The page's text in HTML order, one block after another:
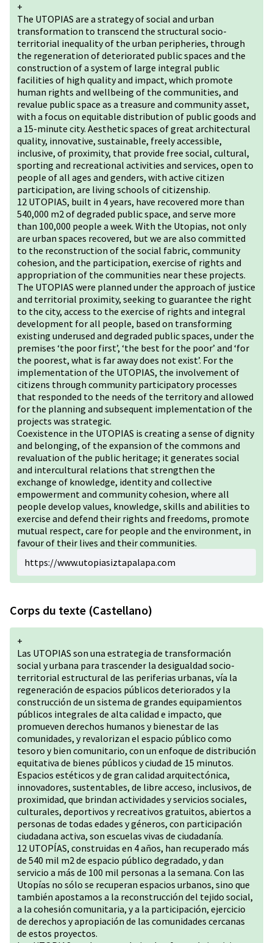
+
The UTOPIAS are a strategy of social and urban
transformation to transcend the structural socio-
territorial inequality of the urban peripheries, through
the regeneration of deteriorated public spaces and the
construction of a system of large integral public
facilities of high quality and impact, which promote
human rights and wellbeing of the communities, and
revalue public space as a treasure and community asset,
with a focus on equitable distribution of public goods and
a 15-minute city. Aesthetic spaces of great architectural
quality, innovative, sustainable, freely accessible,
inclusive, of proximity, that provide free social, cultural,
sporting and recreational activities and services, open to
people of all ages and genders, with active citizen
participation, are living schools of citizenship.
12 UTOPIAS, built in 4 years, have recovered more than
540,000 m2 of degraded public space, and serve more
than 100,000 people a week. With the Utopias, not only
are urban spaces recovered, but we are also committed
to the reconstruction of the social fabric, community
cohesion, and the participation, exercise of rights and
appropriation of the communities near these projects.
The UTOPIAS were planned under the approach of justice
and territorial proximity, seeking to guarantee the right
to the city, access to the exercise of rights and integral
development for all people, based on transforming
existing underused and degraded public spaces, under the
premises ‘the poor first’, ‘the best for the poor’ and ‘for
the poorest, what is far away does not exist’. For the
implementation of the UTOPIAS, the involvement of
citizens through community participatory processes
that responded to the needs of the territory and allowed
for the planning and subsequent implementation of the
projects was strategic.
Coexistence in the UTOPIAS is creating a sense of dignity
and belonging, of the expansion of the commons and
revaluation of the public heritage; it generates social
and intercultural relations that strengthen the
exchange of knowledge, identity and collective
empowerment and community cohesion, where all
people develop values, knowledge, skills and abilities to
exercise and defend their rights and freedoms, promote
mutual respect, care for people and the environment, in
favour of their lives and their communities.
https://www.utopiasiztapalapa.com
Corps du texte (Castellano)
+
Las UTOPIAS son una estrategia de transformación
social y urbana para trascender la desigualdad socio-
territorial estructural de las periferias urbanas, vía la
regeneración de espacios públicos deteriorados y la
construcción de un sistema de grandes equipamientos
públicos integrales de alta calidad e impacto, que
promueven derechos humanos y bienestar de las
comunidades, y revalorizan el espacio público como
tesoro y bien comunitario, con un enfoque de distribución
equitativa de bienes públicos y ciudad de 15 minutos.
Espacios estéticos y de gran calidad arquitectónica,
innovadores, sustentables, de libre acceso, inclusivos, de
proximidad, que brindan actividades y servicios sociales,
culturales, deportivos y recreativos gratuitos, abiertos a
personas de todas edades y géneros, con participación
ciudadana activa, son escuelas vivas de ciudadanía.
12 UTOPÍAS, construidas en 4 años, han recuperado más
de 540 mil m2 de espacio público degradado, y dan
servicio a más de 100 mil personas a la semana. Con las
Utopías no sólo se recuperan espacios urbanos, sino que
también apostamos a la reconstrucción del tejido social,
a la cohesión comunitaria, y a la participación, ejercicio
de derechos y apropiación de las comunidades cercanas
de estos proyectos.